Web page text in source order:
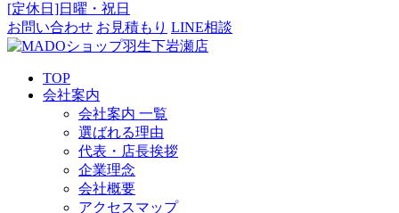
[定休日]日曜・祝日
お問い合わせ お見積もり LINE相談
TOP
会社案内
会社案内 一覧
選ばれる理由
代表・店長挨拶
企業理念
会社概要
アクセスマップ